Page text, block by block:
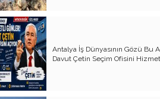
Bahçeli siyasetin zirvesine oturdu!..
Artık yeter!.. Başka Antalya yok!..
Milli Eğitim cemaatlere mi teslim
ediliyor?
Liyakatın Gözyaşları!..
Antalya İş Dünyasının Gözü Bu
Davut Çetin Seçim Ofisini